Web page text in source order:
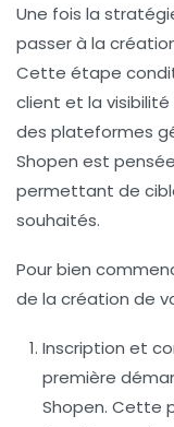
Une fois la
passer à la
Cette étape
client et la
des plateformes
Shopen est
permettant de
souhaités.
Pour bien
de la création de
Inscription et
première
Shopen. Cette